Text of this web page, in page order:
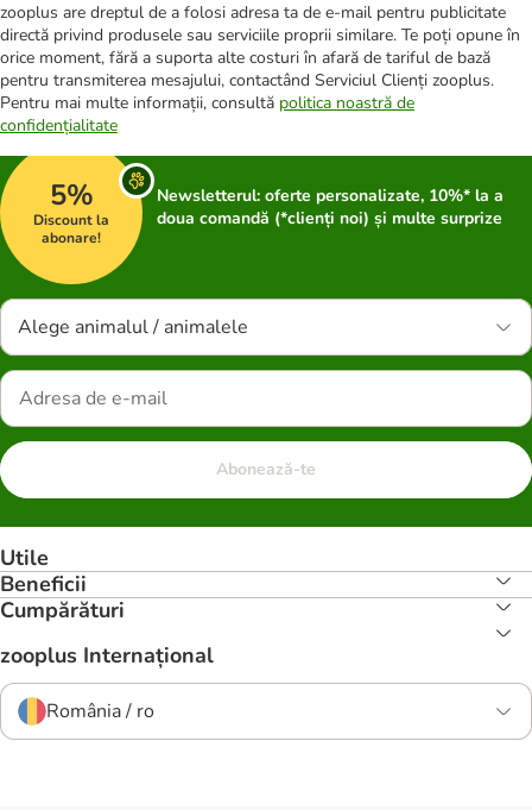
zooplus are dreptul de a folosi adresa ta de e-mail pentru publicitate
directă privind produsele sau serviciile proprii similare. Te poți opune în
orice moment, fără a suporta alte costuri în afară de tariful de bază
pentru transmiterea mesajului, contactând Serviciul Clienți zooplus.
Pentru mai multe informații, consultă politica noastră de
confidențialitate
5%
Discount la
abonare!
Newsletterul: oferte personalizate, 10%* la a
doua comandă (*clienți noi) și multe surprize
Alege animalul / animalele
Abonează-te
Utile
Beneficii
Cumpărături
zooplus Internațional
România / ro